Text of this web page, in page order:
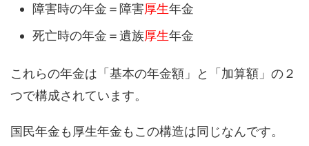
障害時の年金＝障害厚生年金
死亡時の年金＝遺族厚生年金
これらの年金は「基本の年金額」と「加算額」の２
つで構成されています。
国民年金も厚生年金もこの構造は同じなんです。